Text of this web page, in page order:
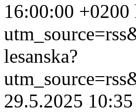
16:00:00 +0200
lesanska?
29.5.2025